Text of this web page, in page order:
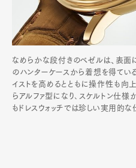
なめらかな段付きのベゼルは、表
のハンターケースから着想を得てい
イストを高めるとともに操作性も向
らアルファ型になり､スケルトン仕様
もドレスウォッチでは珍しい実用的な